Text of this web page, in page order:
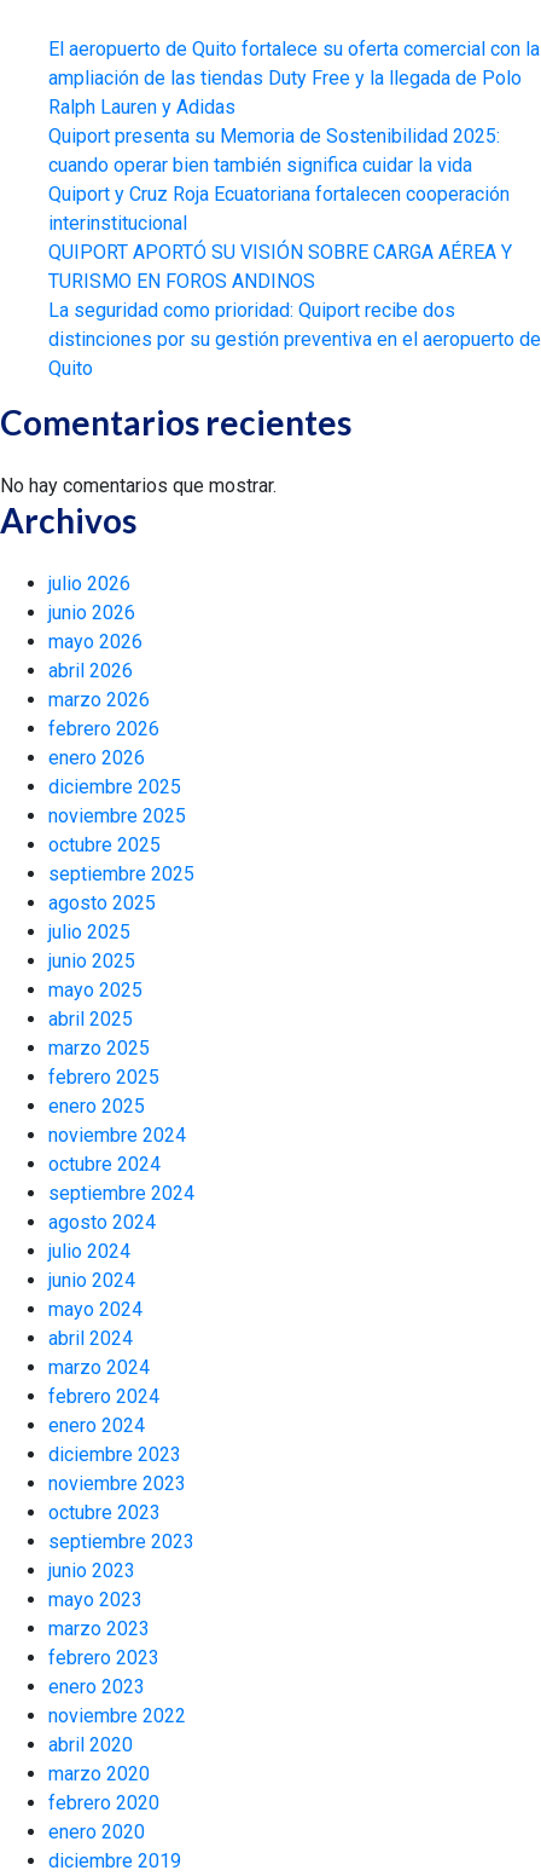
El aeropuerto de Quito fortalece su oferta comercial con la
ampliación de las tiendas Duty Free y la llegada de Polo
Ralph Lauren y Adidas
Quiport presenta su Memoria de Sostenibilidad 2025:
cuando operar bien también significa cuidar la vida
Quiport y Cruz Roja Ecuatoriana fortalecen cooperación
interinstitucional
QUIPORT APORTÓ SU VISIÓN SOBRE CARGA AÉREA Y
TURISMO EN FOROS ANDINOS
La seguridad como prioridad: Quiport recibe dos
distinciones por su gestión preventiva en el aeropuerto de
Quito
Comentarios recientes
No hay comentarios que mostrar.
Archivos
julio 2026
junio 2026
mayo 2026
abril 2026
marzo 2026
febrero 2026
enero 2026
diciembre 2025
noviembre 2025
octubre 2025
septiembre 2025
agosto 2025
julio 2025
junio 2025
mayo 2025
abril 2025
marzo 2025
febrero 2025
enero 2025
noviembre 2024
octubre 2024
septiembre 2024
agosto 2024
julio 2024
junio 2024
mayo 2024
abril 2024
marzo 2024
febrero 2024
enero 2024
diciembre 2023
noviembre 2023
octubre 2023
septiembre 2023
junio 2023
mayo 2023
marzo 2023
febrero 2023
enero 2023
noviembre 2022
abril 2020
marzo 2020
febrero 2020
enero 2020
diciembre 2019